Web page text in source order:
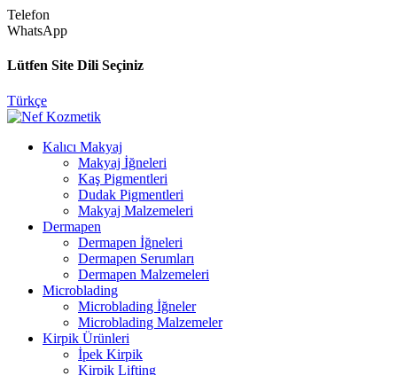
Telefon
WhatsApp
Lütfen Site Dili Seçiniz
Türkçe
Kalıcı Makyaj
Makyaj İğneleri
Kaş Pigmentleri
Dudak Pigmentleri
Makyaj Malzemeleri
Dermapen
Dermapen İğneleri
Dermapen Serumları
Dermapen Malzemeleri
Microblading
Microblading İğneler
Microblading Malzemeler
Kirpik Ürünleri
İpek Kirpik
Kirpik Lifting